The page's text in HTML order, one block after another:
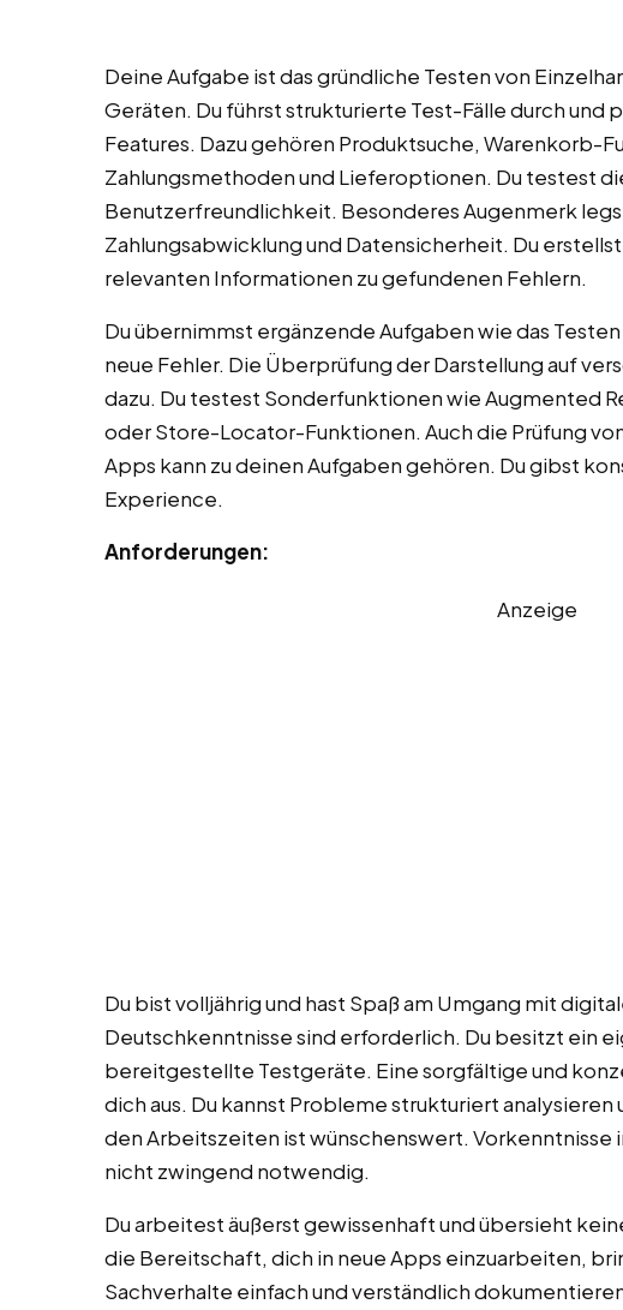
Deine Aufgabe ist das gründliche Testen von
Geräten. Du führst strukturierte Test-Fälle durch und
Features. Dazu gehören Produktsuche, Warenkorb-
Zahlungsmethoden und Lieferoptionen. Du testest
Benutzerfreundlichkeit. Besonderes Augenmerk
Zahlungsabwicklung und Datensicherheit. Du
relevanten Informationen zu gefundenen Fehlern.
Du übernimmst ergänzende Aufgaben wie das
neue Fehler. Die Überprüfung der Darstellung auf
dazu. Du testest Sonderfunktionen wie Augmented
oder Store-Locator-Funktionen. Auch die Prüfung
Apps kann zu deinen Aufgaben gehören. Du gibst
Experience.
Anforderungen:
Anzeige
Du bist volljährig und hast Spaß am Umgang mit
Deutschkenntnisse sind erforderlich. Du besitzt ein
bereitgestellte Testgeräte. Eine sorgfältige und
dich aus. Du kannst Probleme strukturiert
den Arbeitszeiten ist wünschenswert. Vorkenntnisse
nicht zwingend notwendig.
Du arbeitest äußerst gewissenhaft und übersieht
die Bereitschaft, dich in neue Apps einzuarbeiten,
Sachverhalte einfach und verständlich